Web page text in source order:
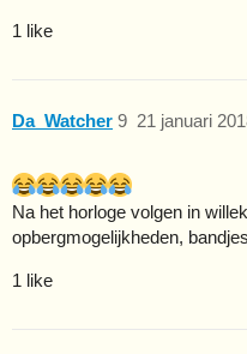
1 like
Da_Watcher 21 januari
9
Na het horloge volgen in
opbergmogelijkheden,
1 like